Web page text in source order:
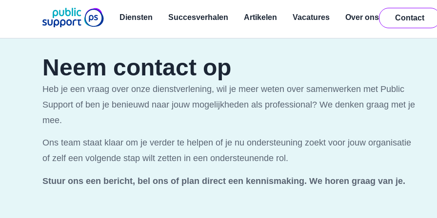
Diensten Succesverhalen Artikelen Vacatures Over ons Contact
Neem contact op
Heb je een vraag over onze dienstverlening, wil je meer weten over samenwerken met Public
Support of ben je benieuwd naar jouw mogelijkheden als professional? We denken graag met je
mee.
Ons team staat klaar om je verder te helpen of je nu ondersteuning zoekt voor jouw organisatie
of zelf een volgende stap wilt zetten in een ondersteunende rol.
Stuur ons een bericht, bel ons of plan direct een kennismaking. We horen graag van je.